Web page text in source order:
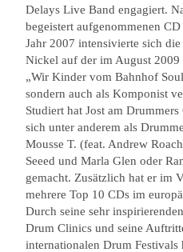
Delays Live Band engagiert.
begeistert aufgenommenen
Jahr 2007 intensivierte sich
Nickel auf der im August
„Wir Kinder vom Bahnhof
sondern auch als Komponist
Studiert hat Jost am
sich unter anderem als
Mousse T. (feat. Andrew
Seeed und Marla Glen oder
gemacht. Zusätzlich hat er im
mehrere Top 10 CDs im
Durch seine sehr
Drum Clinics und seine
internationalen Drum Festivals